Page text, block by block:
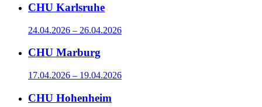
CHU Karlsruhe
24.04.2026 – 26.04.2026
CHU Marburg
17.04.2026 – 19.04.2026
CHU Hohenheim